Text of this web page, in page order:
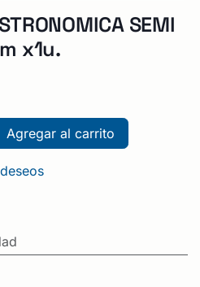
SEMI
x1u.
Agregar al carrito